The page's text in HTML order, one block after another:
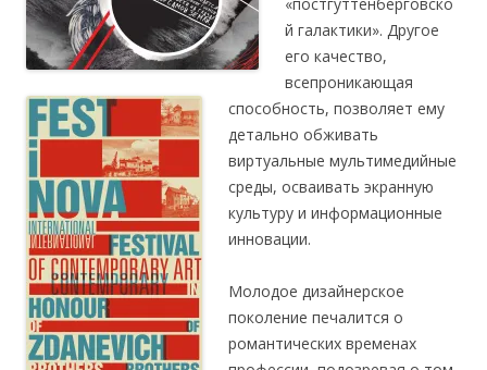
й галактики». Другое
его качество,
всепроникающая
способность, позволяет ему
детально обживать
виртуальные мультимедийные
среды, осваивать экранную
культуру и информационные
инновации.
Молодое дизайнерское
поколение печалится о
романтических временах